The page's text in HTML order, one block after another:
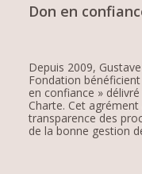
Don en
Depuis 2009,
Fondation
en confiance »
Charte. Cet
transparence des
de la bonne gestion